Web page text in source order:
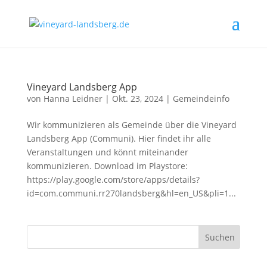
Vineyard Landsberg App
von Hanna Leidner| Okt. 23, 2024| Gemeindeinfo
Wir kommunizieren als Gemeinde über die Vineyard
Landsberg App (Communi). Hier findet ihr alle
Veranstaltungen und könnt miteinander
kommunizieren. Download im Playstore:
https://play.google.com/store/apps/details?
id=com.communi.rr270landsberg&hl=en_US&pli=1...